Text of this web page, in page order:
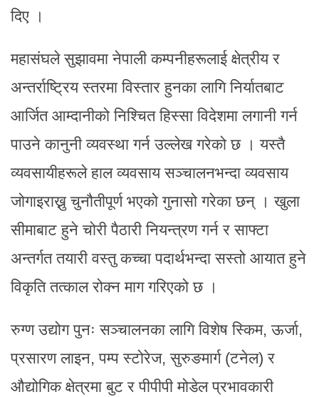
दिए ।
महासंघले सुझावमा नेपाली कम्पनीहरूलाई क्षेत्रीय र
अन्तर्राष्ट्रिय स्तरमा विस्तार हुनका लागि निर्यातबाट
आर्जित आम्दानीको निश्चित हिस्सा विदेशमा लगानी गर्न
पाउने कानुनी व्यवस्था गर्न उल्लेख गरेको छ । यस्तै
व्यवसायीहरूले हाल व्यवसाय सञ्चालनभन्दा व्यवसाय
जोगाइराख्नु चुनौतीपूर्ण भएको गुनासो गरेका छन् । खुला
सीमाबाट हुने चोरी पैठारी नियन्त्रण गर्न र साफ्टा
अन्तर्गत तयारी वस्तु कच्चा पदार्थभन्दा सस्तो आयात हुने
विकृति तत्काल रोक्न माग गरिएको छ ।
रुग्ण उद्योग पुनः सञ्चालनका लागि विशेष स्किम, ऊर्जा,
प्रसारण लाइन, पम्प स्टोरेज, सुरुङमार्ग (टनेल) र
औद्योगिक क्षेत्रमा बुट र पीपीपी मोडेल प्रभावकारी